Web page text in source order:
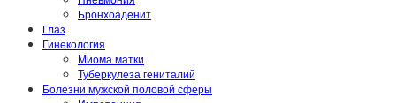
Бронхоаденит
Глаз
Гинекология
Миома матки
Туберкулеза гениталий
Болезни мужской половой сферы